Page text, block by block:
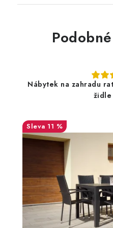
Nábytek na zahradu
židle
11 %